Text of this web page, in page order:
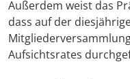
Außerdem weist das
dass auf der
Aufsichtsrates